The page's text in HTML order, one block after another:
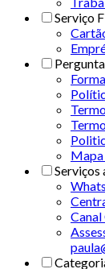
Serviço
Serviços